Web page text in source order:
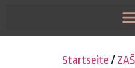
Startseite/